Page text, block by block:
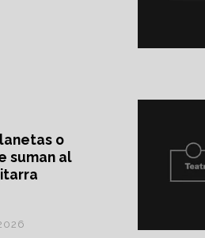
o
suman al